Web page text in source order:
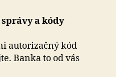
a kódy
autorizačný kód
Banka to od vás